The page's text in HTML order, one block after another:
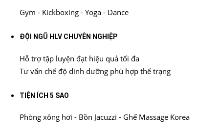
Gym - Kickboxing - Yoga - Dance
ĐỘI NGŨ HLV CHUYÊN NGHIỆP
Hỗ trợ tập luyện đạt hiệu quả tối đa
Tư vấn chế độ dinh dưỡng phù hợp thể trạng
TIỆN ÍCH 5 SAO
Phòng xông hơi - Bồn Jacuzzi - Ghế Massage Korea